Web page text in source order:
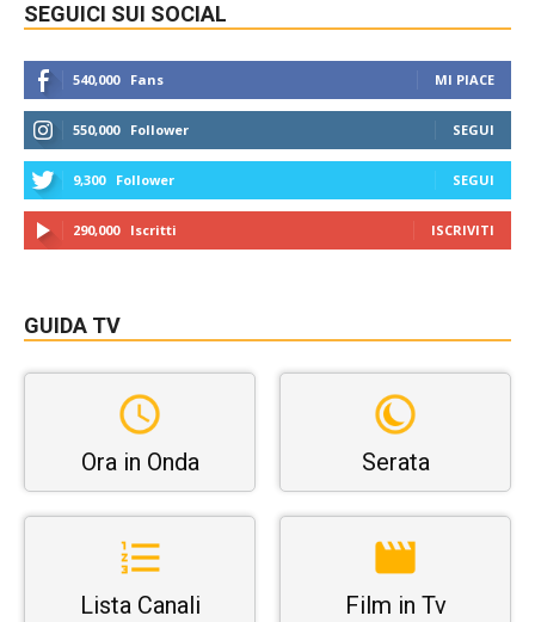
SEGUICI SUI SOCIAL
540,000 Fans MI PIACE
550,000 Follower SEGUI
9,300 Follower SEGUI
290,000 Iscritti ISCRIVITI
GUIDA TV
Ora in Onda Serata
Lista Canali Film in Tv